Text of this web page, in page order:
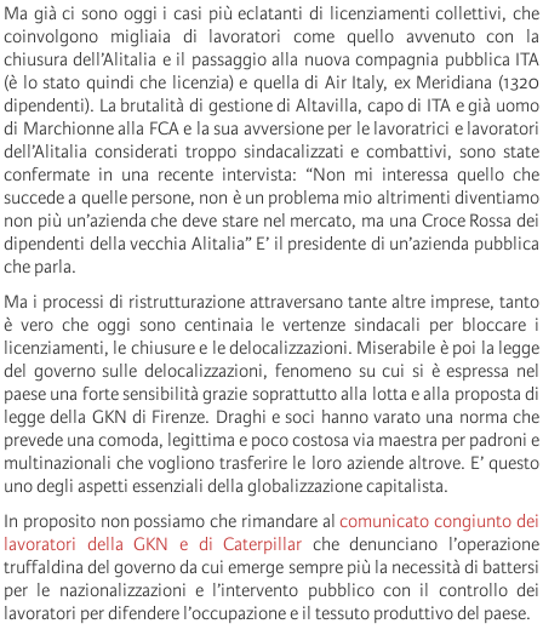
Ma già ci sono oggi i casi più eclatanti di licenziamenti collettivi, che
coinvolgono migliaia di lavoratori come quello avvenuto con la
chiusura dell’Alitalia e il passaggio alla nuova compagnia pubblica ITA
(è lo stato quindi che licenzia) e quella di Air Italy, ex Meridiana (1320
dipendenti). La brutalità di gestione di Altavilla, capo di ITA e già uomo
di Marchionne alla FCA e la sua avversione per le lavoratrici e lavoratori
dell’Alitalia considerati troppo sindacalizzati e combattivi, sono state
confermate in una recente intervista: “Non mi interessa quello che
succede a quelle persone, non è un problema mio altrimenti diventiamo
non più un’azienda che deve stare nel mercato, ma una Croce Rossa dei
dipendenti della vecchia Alitalia” E’ il presidente di un’azienda pubblica
che parla.
Ma i processi di ristrutturazione attraversano tante altre imprese, tanto
è vero che oggi sono centinaia le vertenze sindacali per bloccare i
licenziamenti, le chiusure e le delocalizzazioni. Miserabile è poi la legge
del governo sulle delocalizzazioni, fenomeno su cui si è espressa nel
paese una forte sensibilità grazie soprattutto alla lotta e alla proposta di
legge della GKN di Firenze. Draghi e soci hanno varato una norma che
prevede una comoda, legittima e poco costosa via maestra per padroni e
multinazionali che vogliono trasferire le loro aziende altrove. E’ questo
uno degli aspetti essenziali della globalizzazione capitalista.
In proposito non possiamo che rimandare alcomunicato congiunto dei
lavoratori della GKN e di Caterpillar che denunciano l’operazione
truffaldina del governo da cui emerge sempre più la necessità di battersi
per le nazionalizzazioni e l’intervento pubblico con il controllo dei
lavoratori per difendere l’occupazione e il tessuto produttivo del paese.